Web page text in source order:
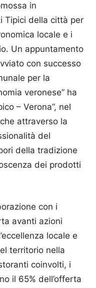
in
Tipici della città per
locale e i
Un appuntamento
con successo
per la
veronese” ha
– Verona”, nel
attraverso la
del
della tradizione
dei prodotti
con i
avanti azioni
locale e
territorio nella
coinvolti, i
il 65% dell’offerta